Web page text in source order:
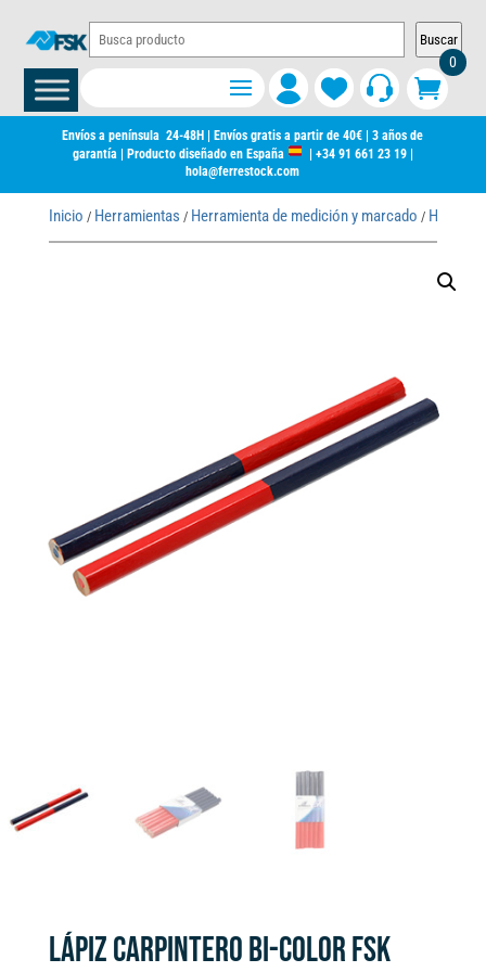
Buscar
0
Envíos a península 24-48H | Envíos gratis a partir de 40€ | 3 años de
garantía | Producto diseñado en España
+34 91 661 23 19|
hola@ferrestock.com
Inicio / Herramientas / Herramienta de medición y marcado /
LÁPIZ CARPINTERO BI-COLOR FSK